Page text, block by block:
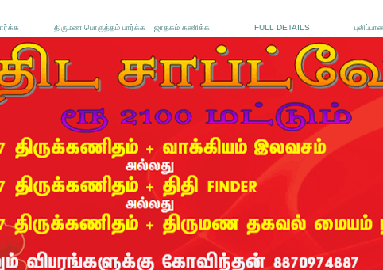
திருமண பொருத்தம் பார்க்க ஜாதகம் கணிக்க FULL DETAILS